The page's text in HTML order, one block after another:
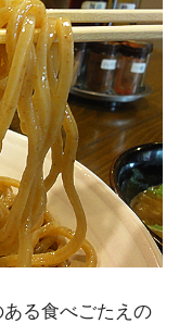
る食べごたえの